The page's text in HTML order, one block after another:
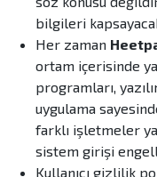
bilgileri
Her zaman
ortam içerisinde
programları,
uygulama
farklı işletmeler
sistem girişi
Kullanıcı gizlilik